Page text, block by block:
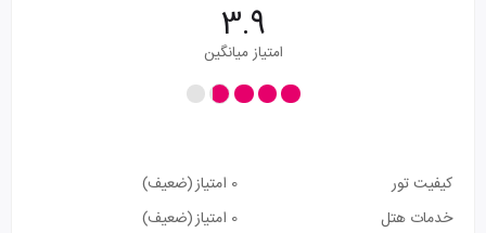
3.9
امتیاز میانگین
کیفیت تور 0 امتیاز
(ضعیف)
خدمات هتل
0 امتیاز
(ضعیف)